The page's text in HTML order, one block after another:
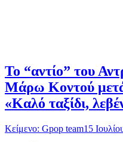
Το “αντίο” του
Μάρω Κοντού μετά
«Καλό ταξίδι,
Κείμενο: Gpop team15